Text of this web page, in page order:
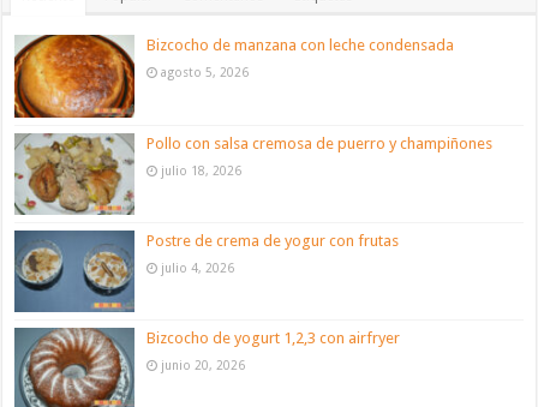
Bizcocho de manzana con leche condensada
agosto 5, 2026
Pollo con salsa cremosa de puerro y champiñones
julio 18, 2026
Postre de crema de yogur con frutas
julio 4, 2026
Bizcocho de yogurt 1,2,3 con airfryer
junio 20, 2026